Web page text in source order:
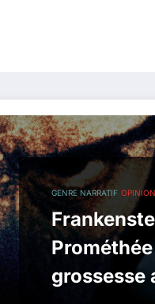
GENRE NARRATIF
grossesse